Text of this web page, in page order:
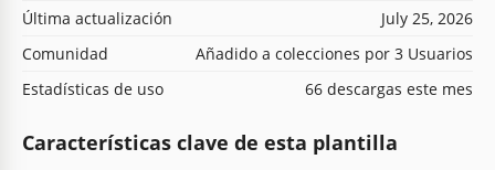
Última actualización
July 25, 2026
Comunidad
Añadido a colecciones por 3 Usuarios
Estadísticas de uso
66 descargas este mes
Características clave de esta plantilla